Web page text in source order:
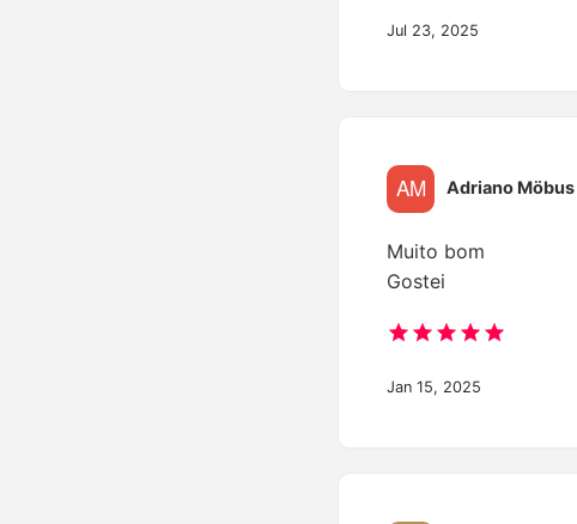
Jul 23, 2025
Adriano Möbus
Muito bom
Gostei
Jan 15, 2025